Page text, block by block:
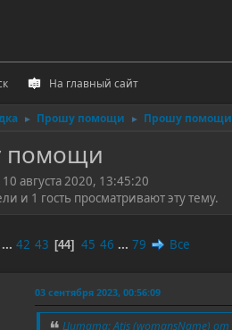
На главный сайт
► Прошу помощи ► Прошу помощи
помощи
августа 2020, 13:45:20
и 1 гость просматривают эту тему.
... 42 43 44 45 46 ... 79 Все
03 сентября 2023, 00:56:09
Цитата: Atis (womansName) от